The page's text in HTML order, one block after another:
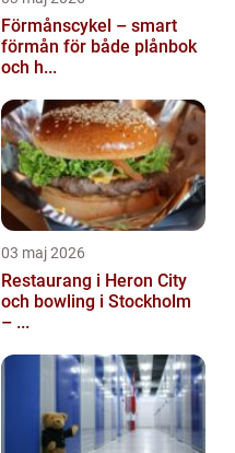
Förmånscykel – smart
förmån för både plånbok
och h...
03 maj 2026
Restaurang i Heron City
och bowling i Stockholm
– ...